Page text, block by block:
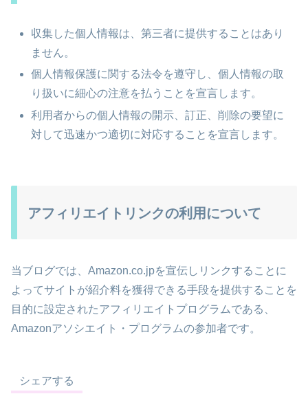
収集した個人情報は、第三者に提供することはあり
ません。
個人情報保護に関する法令を遵守し、個人情報の取
り扱いに細心の注意を払うことを宣言します。
利用者からの個人情報の開示、訂正、削除の要望に
対して迅速かつ適切に対応することを宣言します。
アフィリエイトリンクの利用について
当ブログでは、Amazon.co.jpを宣伝しリンクすることに
よってサイトが紹介料を獲得できる手段を提供することを
目的に設定されたアフィリエイトプログラムである、
Amazonアソシエイト・プログラムの参加者です。
シェアする